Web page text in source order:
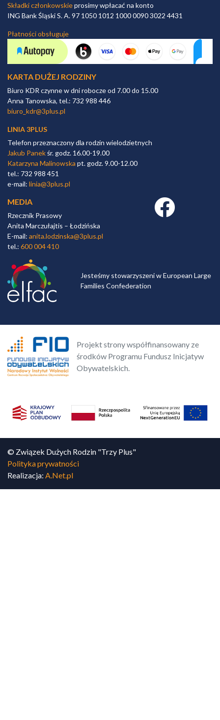
Składki członkowskieprosimy wpłacać na konto
ING Bank Śląski S. A. 97 1050 1012 1000 0090 3022 4431
Płatności obsługuje
KARTA DUŻEJ RODZINY
Biuro KDR czynne w dni robocze od 7.00 do 15.00
Anna Tanowska, tel.: 732 988 446
biuro_kdr@3plus.pl
LINIA 3PLUS
Telefon przeznaczony dla rodzin wielodzietnych
Jakub Panekśr. godz. 16.00-19.00
Katarzyna Malinowska pt. godz. 9.00-12.00
tel.: 732 988 451
e-mail: linia@3plus.pl
MEDIA
Rzecznik Prasowy
Anita Marczułajtis – Łodzińska
E-mail: anita.lodzinska@3plus.pl
tel.: 600 004 410
Facebook link
Jesteśmy stowarzyszeni w European Large
Families Confederation
Projekt strony współfinansowany ze
środków Programu Fundusz Inicjatyw
Obywatelskich.
© Związek Dużych Rodzin "Trzy Plus"
Polityka prywatności
Realizacja: A.Net.pl